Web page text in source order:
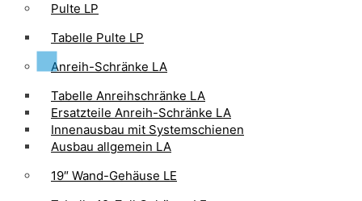
Pulte LP
Tabelle Pulte LP
Anreih-Schränke LA
Tabelle Anreihschränke LA
Ersatzteile Anreih-Schränke LA
Innenausbau mit Systemschienen
Ausbau allgemein LA
19″ Wand-Gehäuse LE